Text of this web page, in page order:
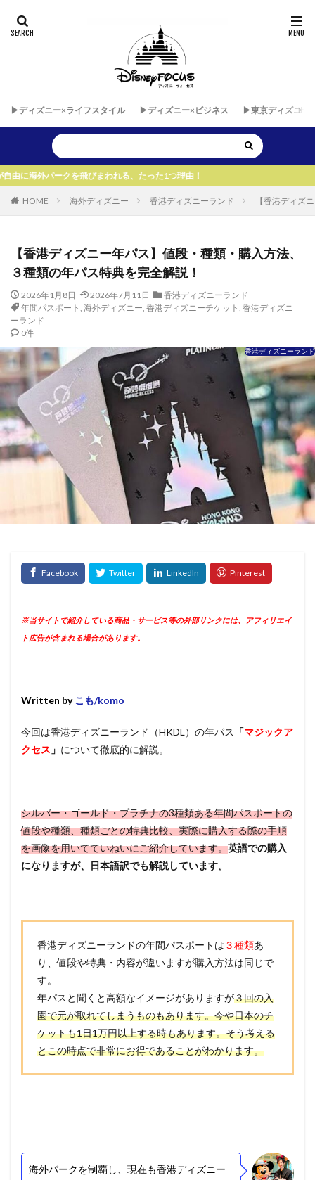
▶︎ディズニー×ライフスタイル ▶︎ディズニー×ビジネス ▶︎東京ディズニー
びまわれる、たった1つ理由！
HOME 海外ディズニー 香港ディズニーランド 【香港ディズ
【香港ディズニー年パス】値段・種類・購入方法、
３種類の年パス特典を完全解説！
2026年1月8日 2026年7月11日
香港ディズニーランド
年間パスポート , 海外ディズニー, 香港ディズニーチケット , 香港ディズニ
ーランド
0件
香港ディズニーランド
※当サイトで紹介している商品・サービス等の外部リンクには、アフィリエイ
ト広告が含まれる場合があります。
Written by こも/komo
今回は香港ディズニーランド（HKDL）の年パス 「マジックア
クセス 」 について徹底的に解説。
シルバー・ゴールド・プラチナの3種類ある年間パスポートの
値段や種類、種類ごとの特典比較、実際に購入する際の手順
を画像を用いてていねいにご紹介しています。英語での購入
になりますが、日本語訳でも解説しています。
香港ディズニーランドの年間パスポートは ３種類あ
り、値段や特典・内容が違いますが購入方法は同じで
す。
年パスと聞くと高額なイメージがありますが３回の入
園で元が取れてしまうものもあります。今や日本のチ
ケットも1日1万円以上する時もあります。そう考える
とこの時点で非常にお得であることがわかります。
海外パークを制覇し、現在も香港ディズニー